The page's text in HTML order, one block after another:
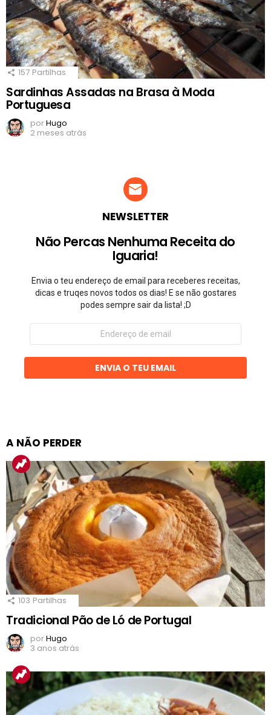
157 Partilhas
Sardinhas Assadas na Brasa à Moda
Portuguesa
porHugo
2 meses atrás
NEWSLETTER
Não Percas Nenhuma Receita do
Iguaria!
Envia o teu endereço de email para receberes receitas,
dicas e truqes novos todos os dias! E se não gostares
podes sempre sair da lista! ;D
Endereço
email
ENVIA O TEU EMAIL
A NÃO PERDER
103 Partilhas
Tradicional Pão de Ló de Portugal
porHugo
3 anos atrás